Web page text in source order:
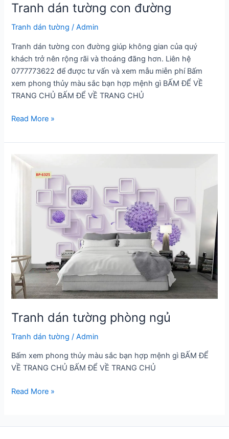
Tranh dán tường con đường
Tranh dán tường /Admin
Tranh dán tường con đường giúp không gian của quý
khách trở nên rộng rãi và thoáng đãng hơn. Liên hệ
0777773622 để được tư vấn và xem mẫu miễn phí Bấm
xem phong thủy màu sắc bạn hợp mệnh gì BẤM ĐỂ VỀ
TRANG CHỦ BẤM ĐỂ VỀ TRANG CHỦ
Tranh
tường
con
đường
Read More »
Tranh dán tường phòng ngủ
Tranh dán tường /Admin
Bấm xem phong thủy màu sắc bạn hợp mệnh gì BẤM ĐỂ
VỀ TRANG CHỦ BẤM ĐỂ VỀ TRANG CHỦ
Tranh
phòng
Read More »